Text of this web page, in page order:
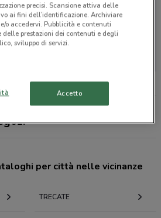
negozi nelle vicinanze
per città nelle vicinanze
TRECATE
precisi. Scansione attiva delle
ai fini dell’identificazione. Archiviare
o accedervi. Pubblicità e contenuti
delle prestazioni dei contenuti e degli
sviluppo di servizi.
Accetto